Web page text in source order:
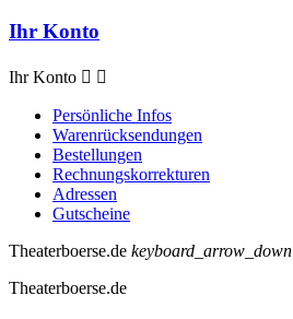
Ihr Konto
Ihr Konto  
Persönliche Infos
Warenrücksendungen
Bestellungen
Rechnungskorrekturen
Adressen
Gutscheine
Theaterboerse.de keyboard_arrow_down
Theaterboerse.de